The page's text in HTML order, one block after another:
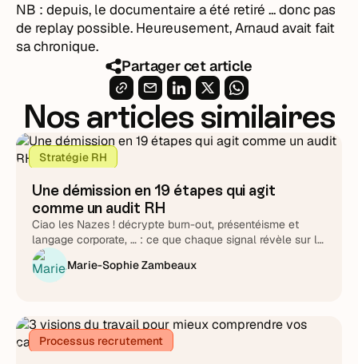
Partager cet article
NB : depuis, le documentaire a été retiré ... donc pas
de replay possible. Heureusement, Arnaud avait fait
sa chronique.
Nos articles similaires
Stratégie RH
Une démission en 19 étapes qui agit
comme un audit RH
Ciao les Nazes ! décrypte burn-out, présentéisme et
langage corporate, … : ce que chaque signal révèle sur la
capacité réelle d'une organisation à recruter et fidéliser
ses collaborateurs.
Marie-Sophie Zambeaux
Processus recrutement